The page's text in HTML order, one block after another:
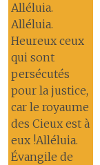
Alléluia.
Alléluia.
Heureux ceux
qui sont
persécutés
pour la justice,
car le royaume
des Cieux est à
eux !Alléluia.
Évangile de